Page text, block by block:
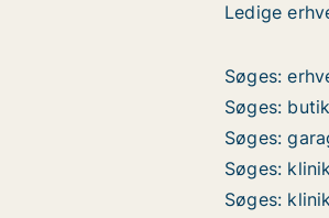
Ledige
Søges:
Søges:
Søges:
Søges:
Søges: